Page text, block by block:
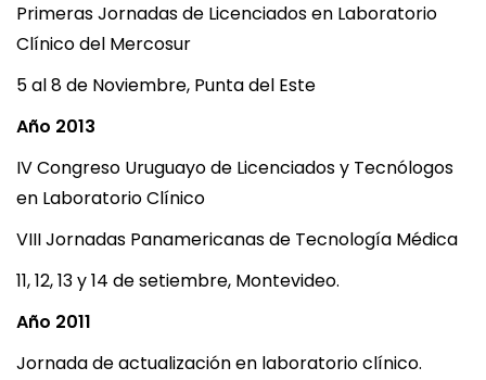
Primeras Jornadas de Licenciados en Laboratorio
Clínico del Mercosur
5 al 8 de Noviembre, Punta del Este
Año 2013
IV Congreso Uruguayo de Licenciados y Tecnólogos
en Laboratorio Clínico
VIII Jornadas Panamericanas de Tecnología Médica
11, 12, 13 y 14 de setiembre, Montevideo.
Año 2011
Jornada de actualización en laboratorio clínico.